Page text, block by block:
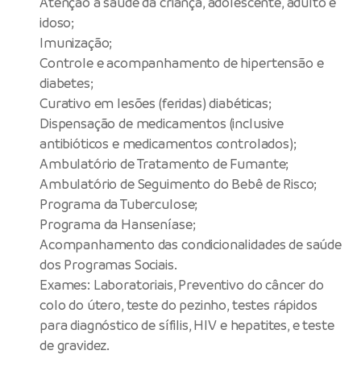
idoso;
Imunização;
Controle e acompanhamento de hipertensão e
diabetes;
Curativo em lesões (feridas) diabéticas;
Dispensação de medicamentos (inclusive
antibióticos e medicamentos controlados);
Ambulatório de Tratamento de Fumante;
Ambulatório de Seguimento do Bebê de Risco;
Programa da Tuberculose;
Programa da Hanseníase;
Acompanhamento das condicionalidades de saúde
dos Programas Sociais.
Exames: Laboratoriais, Preventivo do câncer do
colo do útero, teste do pezinho, testes rápidos
para diagnóstico de sífilis, HIV e hepatites, e teste
de gravidez.